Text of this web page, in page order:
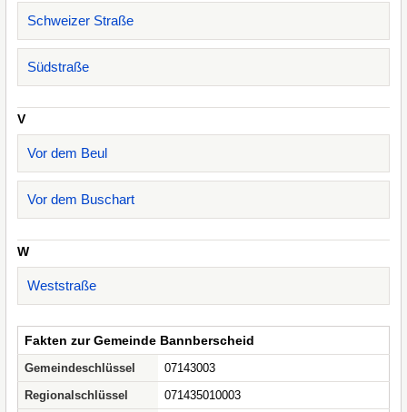
Schweizer Straße
Südstraße
V
Vor dem Beul
Vor dem Buschart
W
Weststraße
Fakten zur Gemeinde Bannberscheid
Gemeindeschlüssel
07143003
Regionalschlüssel
071435010003